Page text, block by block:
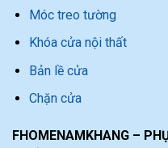
Móc treo tường
Khóa cửa nội thất
Bản lề cửa
Chặn cửa
FHOMENAMKHANG –